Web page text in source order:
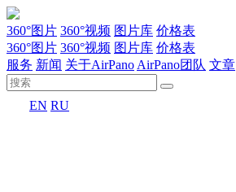
360°图片 360°视频 图片库 价格表
360°图片 360°视频 图片库 价格表
服务 新闻 关于AirPano AirPano团队 文章
EN RU